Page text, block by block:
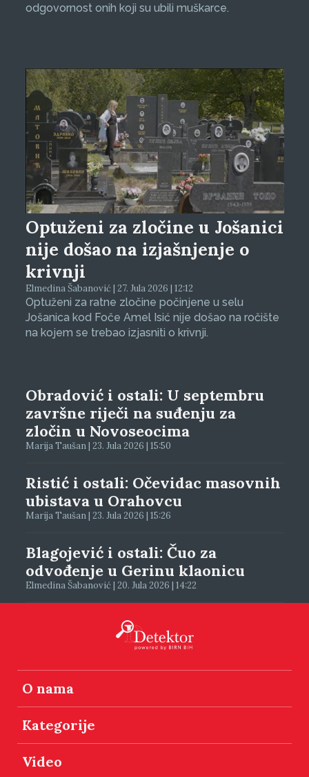
odgovornost onih koji su ubili muškarce.
Optuženi za zločine u Jošanici
nije došao na izjašnjenje o
krivnji
Elmedina Šabanović | 27. Jula 2026 | 12:12
Optuženi za ratne zločine počinjene u selu
Jošanica kod Foče Amel Isić nije došao na ročište
na kojem se trebao izjasniti o krivnji.
Obradović i ostali: U septembru
završne riječi na suđenju za
zločin u Novoseocima
Marija Taušan | 23. Jula 2026 | 15:50
Ristić i ostali: Očevidac masovnih
ubistava u Orahovcu
Marija Taušan | 23. Jula 2026 | 15:26
Blagojević i ostali: Čuo za
odvođenje u Gerinu klaonicu
Elmedina Šabanović | 20. Jula 2026 | 14:22
O nama
Kategorije
Video